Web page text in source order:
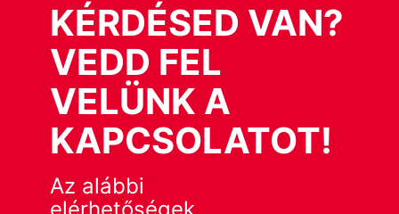
KÉRDÉSED VAN?
VEDD FEL
VELÜNK A
KAPCSOLATOT!
Az alábbi